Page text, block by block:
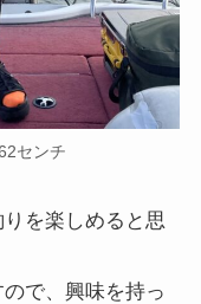
センチ
を楽しめると思
で、興味を持っ